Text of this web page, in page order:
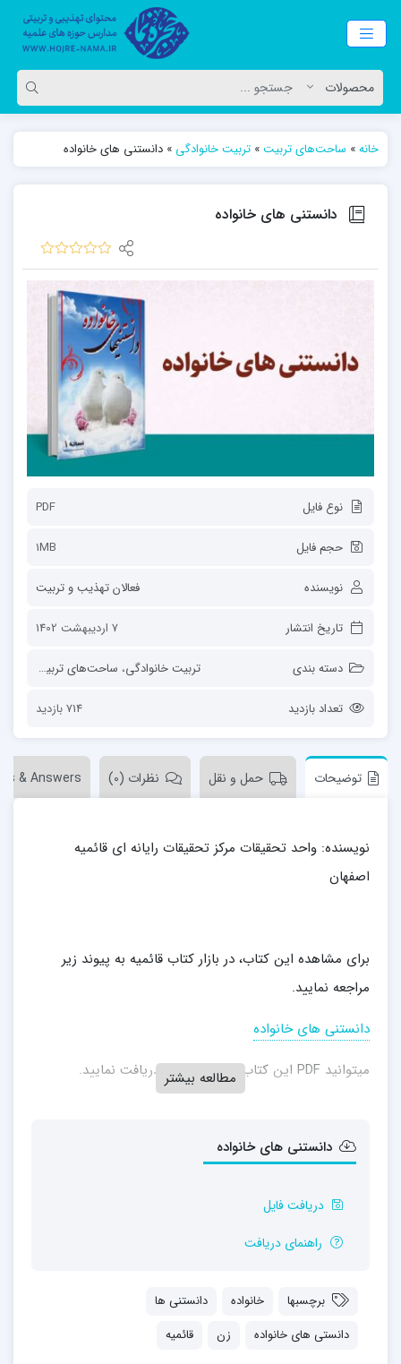
خانه» ساحت‌های تربیت» تربیت خانوادگی » دانستنی های خانواده
دانستنی های خانواده
نوع فایل PDF
حجم فایل 1MB
نویسنده فعالان تهذیب و تربیت
تاریخ انتشار 7 اردیبهشت 1402
دسته بندی تربیت خانوادگی، ساحت‌های تربیت
تعداد بازدید 714 بازدید
توضیحات حمل و نقل نظرات (0) & Answers
نویسنده: واحد تحقیقات مركز تحقیقات رایانه ای قائمیه
اصفهان
برای مشاهده این کتاب، در بازار کتاب قائمیه به پیوند زیر
مراجعه نمایید.
دانستنی های خانواده
میتوانید PDF این کتاب را از پیوند زیر دریافت نمایید.
مطالعه بیشتر
دانستنی های خانواده
دریافت فایل
راهنمای دریافت
برچسبها خانواده
دانستنی ها
دانستی های خانواده
زن قائمیه